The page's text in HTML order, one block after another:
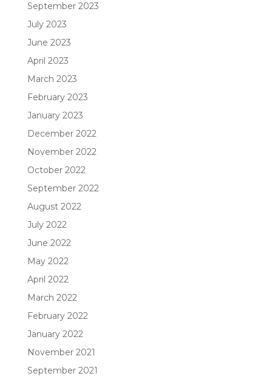
September 2023
July 2023
June 2023
April 2023
March 2023
February 2023
January 2023
December 2022
November 2022
October 2022
September 2022
August 2022
July 2022
June 2022
May 2022
April 2022
March 2022
February 2022
January 2022
November 2021
September 2021